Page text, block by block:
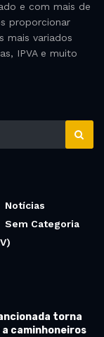
e com mais de
proporcionar
mais variados
IPVA e muito
Notícias
Sem Categoria
torna
caminhoneiros